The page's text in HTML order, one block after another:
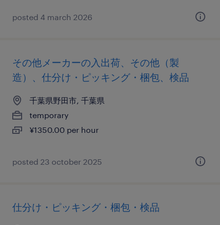
posted 4 march 2026
その他メーカーの入出荷、その他（製
造）、仕分け・ピッキング・梱包、検品
千葉県野田市, 千葉県
temporary
¥1350.00 per hour
posted 23 october 2025
仕分け・ピッキング・梱包・検品